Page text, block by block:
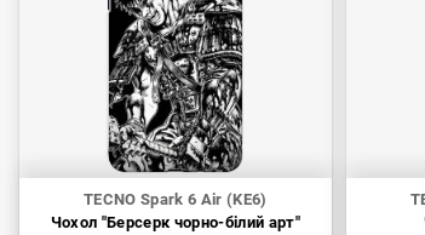
TECNO Spark 6 Air (KE6)
Чохол "Берсерк чорно-білий арт"